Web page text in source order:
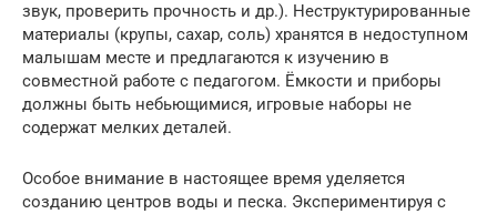
звук, проверить прочность и др.). Неструктурированные
материалы (крупы, сахар, соль) хранятся в недоступном
малышам месте и предлагаются к изучению в
совместной работе с педагогом. Ёмкости и приборы
должны быть небьющимися, игровые наборы не
содержат мелких деталей.
Особое внимание в настоящее время уделяется
созданию центров воды и песка. Экспериментируя с